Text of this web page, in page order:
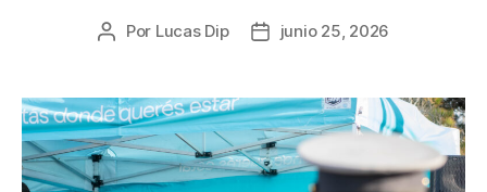
Por Lucas Dip junio 25, 2026